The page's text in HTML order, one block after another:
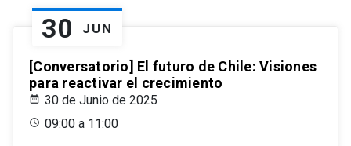
30 JUN
[Conversatorio] El futuro de Chile: Visiones
para reactivar el crecimiento
30 de Junio de 2025
09:00 a 11:00